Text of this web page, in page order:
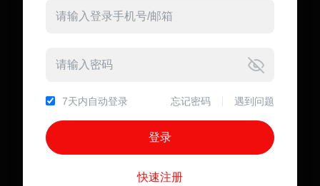
7天内自动登录 遇到问题
忘记密码
快速注册